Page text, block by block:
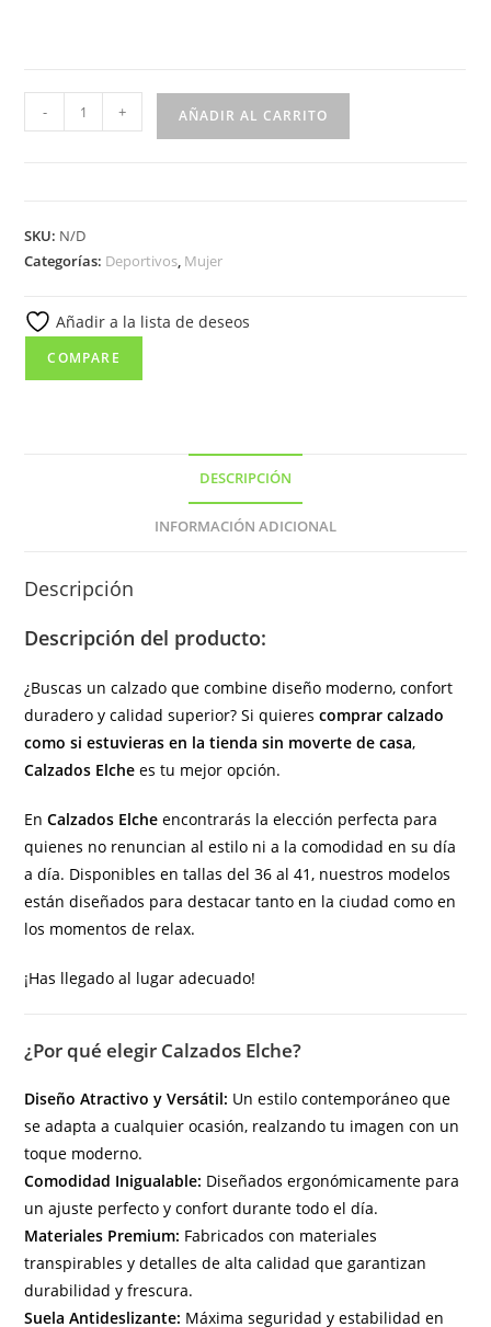
257
con
cuña
cordón
elástico
de
- + AÑADIR AL CARRITO
SKU: N/D
Categorías: Deportivos, Mujer
Añadir a la lista de deseos
COMPARE
DESCRIPCIÓN
INFORMACIÓN ADICIONAL
Descripción
Descripción del producto:
¿Buscas un calzado que combine diseño moderno, confort
duradero y calidad superior? Si quierescomprar calzado
como si estuvieras en la tienda sin moverte de casa,
Calzados Elche es tu mejor opción.
EnCalzados Elche encontrarás la elección perfecta para
quienes no renuncian al estilo ni a la comodidad en su día
a día. Disponibles en tallas del 36 al 41, nuestros modelos
están diseñados para destacar tanto en la ciudad como en
los momentos de relax.
¡Has llegado al lugar adecuado!
¿Por qué elegir Calzados Elche?
Diseño Atractivo y Versátil: Un estilo contemporáneo que
se adapta a cualquier ocasión, realzando tu imagen con un
toque moderno.
Comodidad Inigualable: Diseñados ergonómicamente para
un ajuste perfecto y confort durante todo el día.
Materiales Premium: Fabricados con materiales
transpirables y detalles de alta calidad que garantizan
durabilidad y frescura.
Suela Antideslizante: Máxima seguridad y estabilidad en